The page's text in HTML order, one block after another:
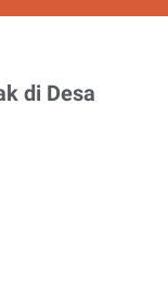
di Desa